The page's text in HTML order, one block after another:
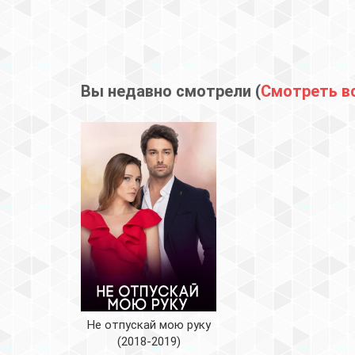
Вы недавно смотрели (Смотреть
Не отпускай мою руку
(2018-2019)